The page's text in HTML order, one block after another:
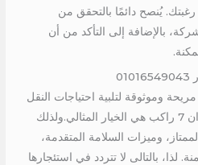
يُنصح دائمًا بالتحقق من
بالإضافة إلى التأكد من أن
وموثوقة لتلبية احتياجات النقل
الخاصة بك، فإن هيونداي إتش وان 7 راكب هي الخيار المثالي.ولذلك
وميزات السلامة المتقدمة،
بالتالى لا تتردد في استئجارها